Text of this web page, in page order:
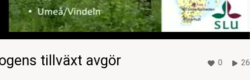
tillväxt avgör
0 26